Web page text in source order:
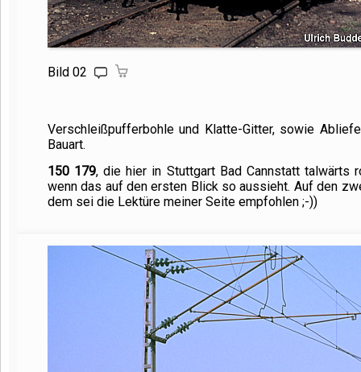
Bild 02
Verschleißpufferbohle und Klatte-Gitter, sowie
Bauart.
150 179, die hier in Stuttgart Bad Cannstatt talwärts
wenn das auf den ersten Blick so aussieht. Auf den
dem sei die Lektüre meiner Seite empfohlen ;-))